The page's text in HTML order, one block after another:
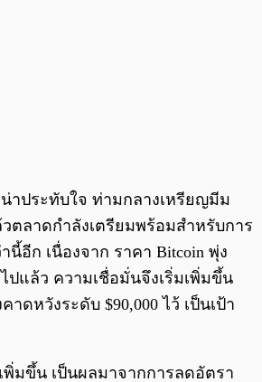
าประทับใจ ท่ามกลางเหรียญมีม
ตลาดกำลังเตรียมพร้อมสำหรับการ
นี้อีก เนื่องจาก ราคา Bitcoin พุ่ง
ปแล้ว ความเชื่อมั่นจึงเริ่มเพิ่มขึ้น
ดหวังระดับ $90,000 ไว้ เป็นเป้า
พิ่มขึ้น เป็นผลมาจากการลดอัตรา